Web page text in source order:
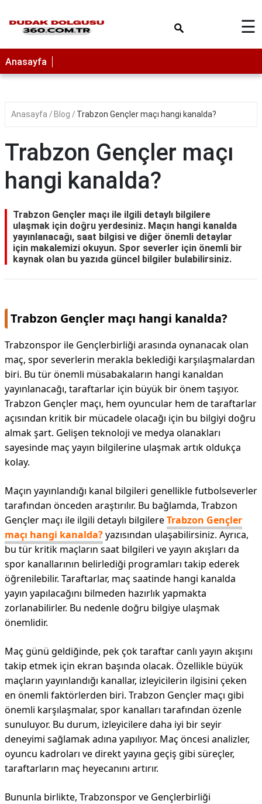
☰
Anasayfa
Anasayfa Blog Trabzon Gençler maçı hangi kanalda?
Trabzon Gençler maçı
hangi kanalda?
Trabzon Gençler maçı ile ilgili detaylı bilgilere
ulaşmak için doğru yerdesiniz. Maçın hangi kanalda
yayınlanacağı, saat bilgisi ve diğer önemli detaylar
için makalemizi okuyun. Spor severler için önemli bir
kaynak olan bu yazıda güncel bilgiler bulabilirsiniz.
Trabzon Gençler maçı hangi kanalda?
Trabzonspor ile Gençlerbirliği arasında oynanacak olan
maç, spor severlerin merakla beklediği karşılaşmalardan
biri. Bu tür önemli müsabakaların hangi kanaldan
yayınlanacağı, taraftarlar için büyük bir önem taşıyor.
Trabzon Gençler maçı, hem oyuncular hem de taraftarlar
açısından kritik bir mücadele olacağı için bu bilgiyi doğru
almak şart. Gelişen teknoloji ve medya olanakları
sayesinde maç yayın bilgilerine ulaşmak artık oldukça
kolay.
Maçın yayınlandığı kanal bilgileri genellikle futbolseverler
tarafından önceden araştırılır. Bu bağlamda, Trabzon
Gençler maçı ile ilgili detaylı bilgilereTrabzon Gençler
maçı hangi kanalda?yazısından ulaşabilirsiniz. Ayrıca,
bu tür kritik maçların saat bilgileri ve yayın akışları da
spor kanallarının belirlediği programları takip ederek
öğrenilebilir. Taraftarlar, maç saatinde hangi kanalda
yayın yapılacağını bilmeden hazırlık yapmakta
zorlanabilirler. Bu nedenle doğru bilgiye ulaşmak
önemlidir.
Maç günü geldiğinde, pek çok taraftar canlı yayın akışını
takip etmek için ekran başında olacak. Özellikle büyük
maçların yayınlandığı kanallar, izleyicilerin ilgisini çeken
en önemli faktörlerden biri. Trabzon Gençler maçı gibi
önemli karşılaşmalar, spor kanalları tarafından özenle
sunuluyor. Bu durum, izleyicilere daha iyi bir seyir
deneyimi sağlamak adına yapılıyor. Maç öncesi analizler,
oyuncu kadroları ve direkt yayına geçiş gibi süreçler,
taraftarların maç heyecanını artırır.
Bununla birlikte, Trabzonspor ve Gençlerbirliği